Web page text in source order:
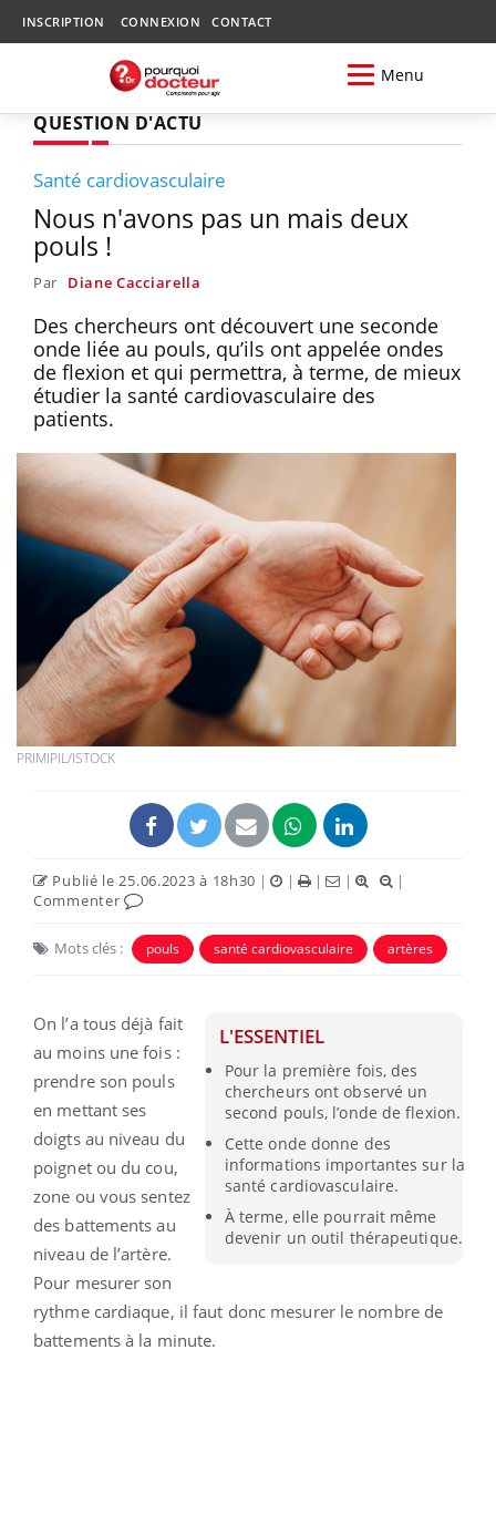
INSCRIPTION CONNEXION CONTACT
Menu
QUESTION D'ACTU
Santé cardiovasculaire
Nous n'avons pas un mais deux
pouls !
Par Diane Cacciarella
Des chercheurs ont découvert une seconde
onde liée au pouls, qu’ils ont appelée ondes
de flexion et qui permettra, à terme, de mieux
étudier la santé cardiovasculaire des
patients.
PRIMIPIL/ISTOCK
Publié le 25.06.2023 à 18h30 | | | |
|
Commenter
Mots clés : pouls santé cardiovasculaire artères
L'ESSENTIEL
Pour la première fois, des
chercheurs ont observé un
second pouls, l’onde de flexion.
Cette onde donne des
informations importantes sur la
santé cardiovasculaire.
À terme, elle pourrait même
devenir un outil thérapeutique.
On l’a tous déjà fait
au moins une fois :
prendre son pouls
en mettant ses
doigts au niveau du
poignet ou du cou,
zone ou vous sentez
des battements au
niveau de l’artère.
Pour mesurer son
rythme cardiaque, il faut donc mesurer le nombre de
battements à la minute.